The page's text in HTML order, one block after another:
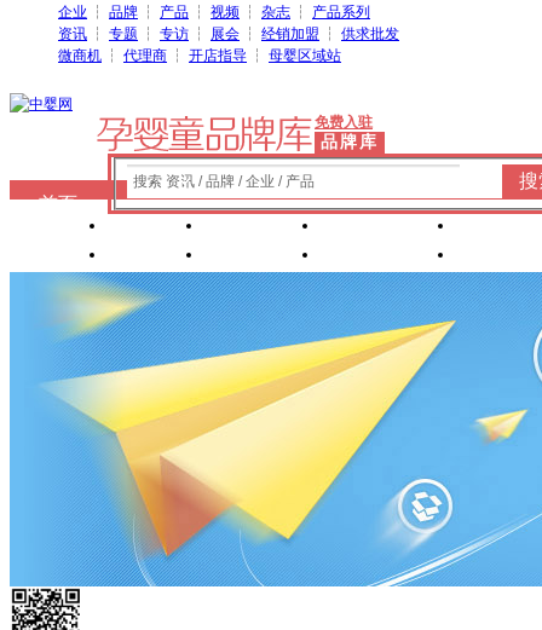
企业 ┆ 品牌 ┆ 产品 ┆ 视频 ┆ 杂志 ┆ 产品系列
资讯 ┆ 专题 ┆ 专访 ┆ 展会 ┆ 经销加盟 ┆ 供求批发
微商机 ┆ 代理商 ┆ 开店指导 ┆ 母婴区域站
免费入驻
品牌库
搜索 资讯 / 品牌 / 企业 / 产品
搜
首页